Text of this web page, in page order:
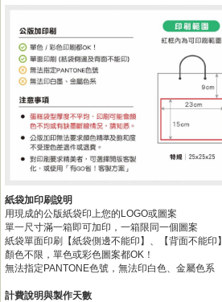
紙袋加印刷說明
用現成的公版紙袋印上您的LOGO或圖案
單一尺寸滿一箱即可加印，一箱限同一個圖案
紙袋單面印刷【紙袋側邊不能印】、【背面不能印】
顏色不限，單色或彩色圖案都OK！
無法指定PANTONE色號，無法印白色、金屬色系
計費說明與製作天數